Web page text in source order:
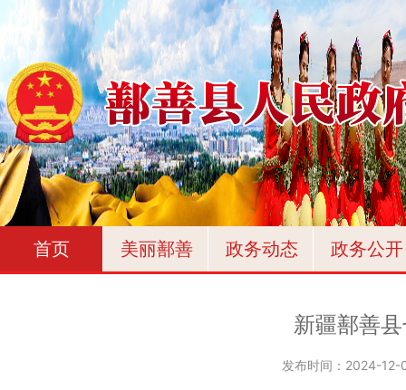
首页 美丽鄯善 政务动态 政务公开
新疆鄯善
发布时间： 2024-12-